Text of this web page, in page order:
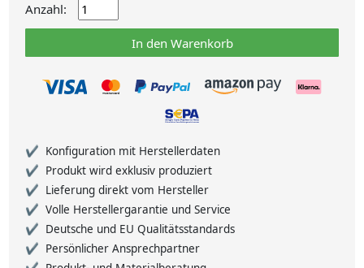
Anzahl:
In den Warenkorb
Konfiguration mit Herstellerdaten
Produkt wird exklusiv produziert
Lieferung direkt vom Hersteller
Volle Herstellergarantie und Service
Deutsche und EU Qualitätsstandards
Persönlicher Ansprechpartner